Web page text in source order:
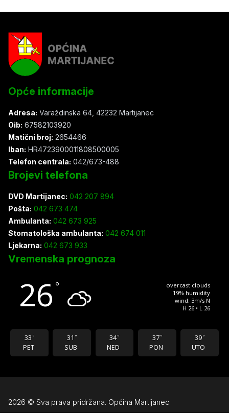
Opće informacije
Adresa: Varaždinska 64, 42232 Martijanec
Oib: 67582103920
Matični broj: 2654466
Iban: HR4723900011808500005
Telefon centrala: 042/673-488
Brojevi telefona
DVD Martijanec: 042 207 894
Pošta: 042 673 474
Ambulanta: 042 673 925
Stomatološka ambulanta: 042 674 011
Ljekarna: 042 673 933
Vremenska prognoza
26 °
overcast clouds
19% humidity
wind: 3m/s N
H 26 • L 26
33 °
PET
31 °
SUB
34 °
NED
37 °
PON
39 °
UTO
2026 © Sva prava pridržana. Općina Martijanec